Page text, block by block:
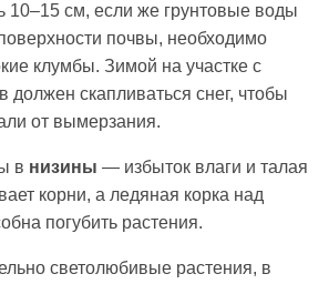
см, если же грунтовые воды
почвы, необходимо
клумбы. Зимой на участке с
должен скапливаться снег, чтобы
от вымерзания.
в низины— избыток влаги и талая
корни, а ледяная корка над
погубить растения.
светолюбивые растения, в